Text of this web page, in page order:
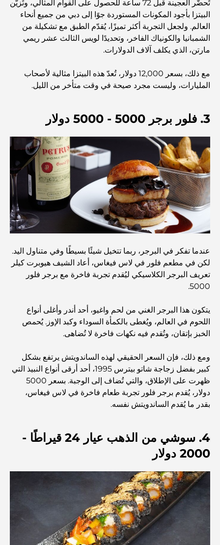
اكتشف ممشى نخلة جميرا: جولة بين الفخامة والإطلالات الخلابة
أفضل المناطق للسكن في دبي مع العائلة: اكتشف أفضل
أفضل أماكن الإفطار في دبي: أفضل 7 أماكن لا تُضاهى لتجربة
إفطار رمضاني لا يُنسى
المقاهي في منطقة الخليج التجاري: مزيج مثالي من القهوة
والمجتمع
مطاعم دبي الحائزة على نجمة ميشلان: جولة مغامرة لعشاق
استكشاف مطاعم جميرا جولف إستيتس: دليل الطهي
Global Competition
المقاهي في نخلة جميرا: دليل لأفضل أماكن القهوة وأسلوب
أفضل وجبات الإفطار في دبي: اختياراتي المفضلة لعام 2026
مخطط تلال الغاف الرئيسي: معيار جديد للحياة المتكاملة في
دبي
منازل متوافقة مع مبادئ فاستو: دليل عملي لتحقيق التوازن
والانسجام
أفضل شركات تنسيق الحدائق في دبي: تحويل المساحات
الخارجية
تُحضّر العجينة قبل 72 ساعة للحصول على القوام المثالي، وتُزيّن
البيتزا بأجود المكونات المستوردة جوًا إلى دبي من جميع أنحاء
العالم. ولجعل التجربة أكثر تميزًا، يُقدّم الطبق مع تشكيلة من
الشمبانيا والكونياك الفاخر، وتحديدًا لويس الثالث عشر ريمي
مارتن، الذي يكلف آلاف الدولارات.
مع ذلك، بسعر 12,000 دولار، تُعدّ هذه البيتزا مثالية لأصحاب
المليارات، وليست مجرد صيحة في وقت متأخر من الليل.
3. فلور برجر 5000 - 5000 دولار
عندما تفكر في البرجر، ربما تتخيل شيئًا بسيطًا وفي متناول اليد.
لكن في مطعم فلور في لاس فيغاس، أعاد الشيف هيوبرت كيلر
تعريف البرجر الكلاسيكي ليُقدم تجربة فاخرة مع برجر فلور
5000.
يتكون هذا البرجر الغني من لحم واغيو، أحد أندر وأغلى أنواع
اللحوم في العالم، ويُغطى بالكمأة السوداء وكبد الإوز. يُحمص
الخبز بإتقان، وتُقدم فيه نكهات فاخرة لا تُضاهى.
ومع ذلك، فإن السعر الحقيقي لهذه الساندويتش يرتفع بشكل
كبير بفضل زجاجة شاتو بيترس 1995، أحد أرقى أنواع النبيذ التي
ظهرت على الإطلاق، والتي تُضاف إلى الوجبة. بسعر 5000
دولار، يُقدم برجر فلور تجربة طعام فاخرة في لاس فيغاس،
بقدر ما يُقدم الساندويتش نفسه.
4. سوشي من الذهب عيار 24 قيراطًا -
2000 دولار